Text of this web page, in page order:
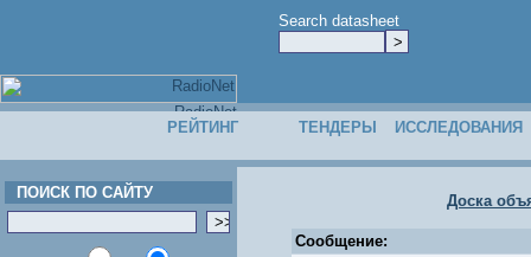
Search datasheet
РЕЙТИНГ ТЕНДЕРЫ ИССЛЕДОВАНИЯ
ПОИСК ПО САЙТУ Доска
Сообщение: